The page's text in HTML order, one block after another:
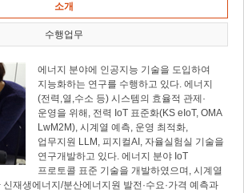
소개
수행업무
에너지 분야에 인공지능 기술을 도입하여
지능화하는 연구를 수행하고 있다. 에너지
(전력,열,수소 등) 시스템의 효율적 관제·
운영을 위해, 전력 IoT 표준화(KS eIoT, OMA
LwM2M), 시계열 예측, 운영 최적화,
업무지원 LLM, 피지컬AI, 자율실험실 기술을
연구개발하고 있다. 에너지 분야 IoT
프로토콜 표준 기술을 개발하였으며, 시계열
재생에너지/분산에너지원 발전·수요·가격 예측과